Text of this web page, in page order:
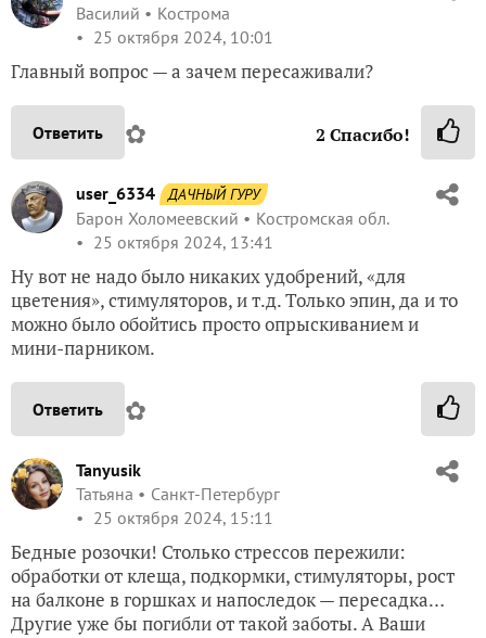
Василий
Кострома
25 октября 2024, 10:01
Главный вопрос — а зачем пересаживали?
Ответить ✿ 2 Спасибо!
user_6334 ДАЧНЫЙ ГУРУ
Барон Холомеевский
Костромская обл.
25 октября 2024, 13:41
Ну вот не надо было никаких удобрений, «для
цветения», стимуляторов, и т.д. Только эпин, да и то
можно было обойтись просто опрыскиванием и
мини-парником.
Ответить ✿
Tanyusik
Татьяна
Санкт-Петербург
25 октября 2024, 15:11
Бедные розочки! Столько стрессов пережили:
обработки от клеща, подкормки, стимуляторы, рост
на балконе в горшках и напоследок — пересадка…
Другие уже бы погибли от такой заботы. А Ваши